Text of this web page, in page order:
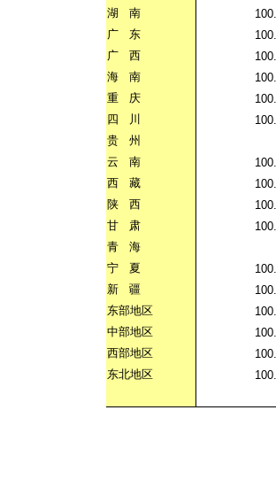
湖
南
广
东
广
西
海
南
重
庆
四
川
贵
州
云
南
西
藏
陕
西
甘
肃
青
海
宁
夏
新
疆
东部地区
中部地区
西部地区
东北地区